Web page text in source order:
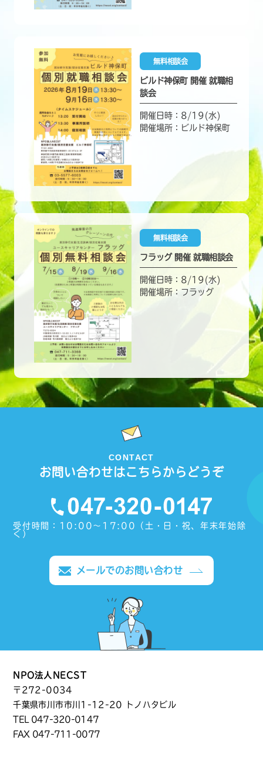
無料相談会
ビルド神保町 開催 就職相
談会
開催日時：8/19(水)
開催場所：ビルド神保町
無料相談会
フラッグ 開催 就職相談会
開催日時：8/19(水)
開催場所：フラッグ
CONTACT
お問い合わせはこちらからどうぞ
受付時間：10:00〜17:00（土・日・祝、年末年始除
く）
メールでのお問い合わせ
NPO法人NECST
〒272-0034
千葉県市川市市川1-12-20 トノハタビル
TEL 047-320-0147
FAX 047-711-0077